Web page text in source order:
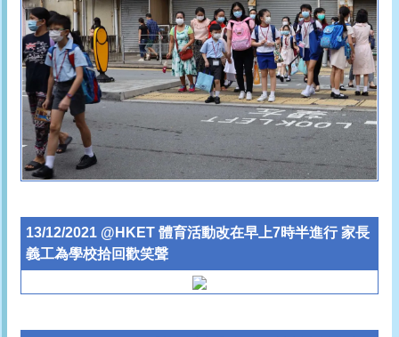
13/12/2021 @HKET 體育活動改在早上7時半進行 家長
義工為學校拾回歡笑聲